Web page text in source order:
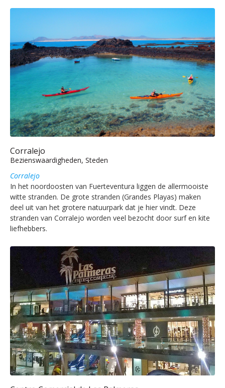
Corralejo
Bezienswaardigheden, Steden
Corralejo
In het noordoosten van Fuerteventura liggen de allermooiste
witte stranden. De grote stranden (Grandes Playas) maken
deel uit van het grotere natuurpark dat je hier vindt. Deze
stranden van Corralejo worden veel bezocht door surf en kite
liefhebbers.